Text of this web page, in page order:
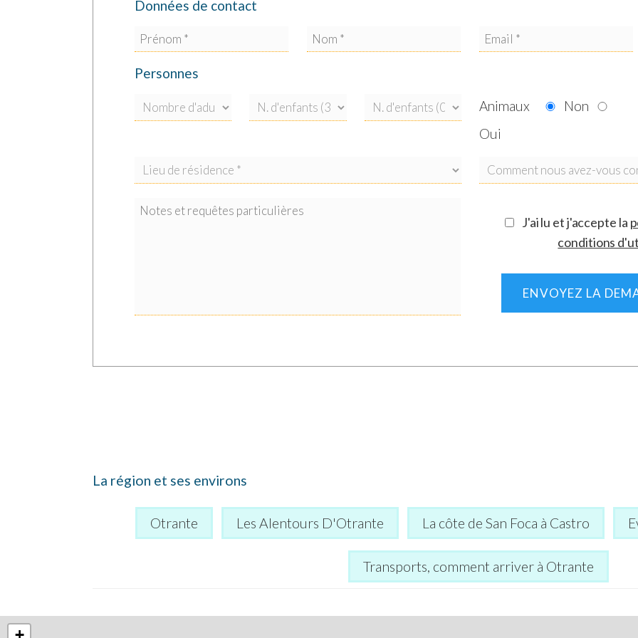
Otrante (renommé pour sa Cathédrale et ses plages): 20 km
Lecce (la capitale du Baroque): 25 km
Acaya Golf Club (18 trous): 18 km
Brindisi (aéroport): 74 km
Données de contact
Personnes
Animaux
Non
Oui
J'ai lu et j'accepte la
conditions
ENVOYEZ LA
La région et ses environs
Otrante Les Alentours D'Otrante La côte de San Foca à Castro
Transports, comment arriver à Otrante